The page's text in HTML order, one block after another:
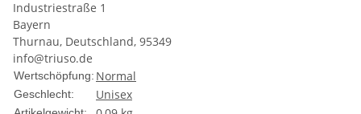
Industriestraße 1
Bayern
Thurnau, Deutschland, 95349
info@triuso.de
Wertschöpfung: Normal
Geschlecht: Unisex